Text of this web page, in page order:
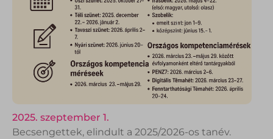
2025. szeptember 1.
Becsengettek, elindult a 2025/2026-os tanév.